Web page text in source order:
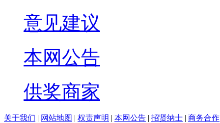
意见建议
本网公告
供奖商家
关于我们 | 网站地图 | 权责声明 | 本网公告 | 招贤纳士 | 商务合作